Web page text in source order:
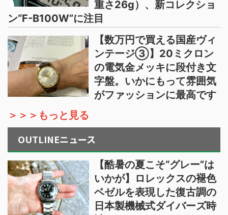
重さ26g）、新コレクショ
ン“F-B100W”に注目
【数万円で買える国産ヴィ
ンテージ③】20ミクロン
の電気金メッキに段付き文
字盤。いかにもって雰囲気
がファッションに最高です
＞＞＞もっと見る
OUTLINEニュース
【酷暑の夏こそ“グレー”は
いかが】ロレックスの褪色
ベゼルを表現した復古調の
日本製機械式ダイバーズ時